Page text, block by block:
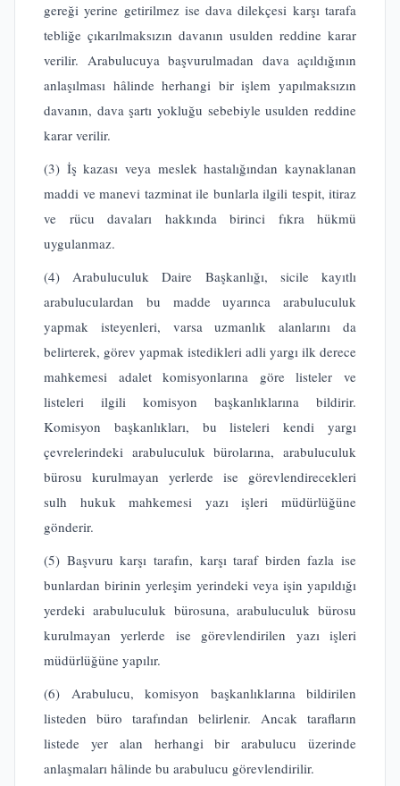
gereği yerine getirilmez ise dava dilekçesi karşı tarafa
tebliğe çıkarılmaksızın davanın usulden reddine karar
verilir. Arabulucuya başvurulmadan dava açıldığının
anlaşılması hâlinde herhangi bir işlem yapılmaksızın
davanın, dava şartı yokluğu sebebiyle usulden reddine
karar verilir.
(3) İş kazası veya meslek hastalığından kaynaklanan
maddi ve manevi tazminat ile bunlarla ilgili tespit, itiraz
ve rücu davaları hakkında birinci fıkra hükmü
uygulanmaz.
(4) Arabuluculuk Daire Başkanlığı, sicile kayıtlı
arabuluculardan bu madde uyarınca arabuluculuk
yapmak isteyenleri, varsa uzmanlık alanlarını da
belirterek, görev yapmak istedikleri adli yargı ilk derece
mahkemesi adalet komisyonlarına göre listeler ve
listeleri ilgili komisyon başkanlıklarına bildirir.
Komisyon başkanlıkları, bu listeleri kendi yargı
çevrelerindeki arabuluculuk bürolarına, arabuluculuk
bürosu kurulmayan yerlerde ise görevlendirecekleri
sulh hukuk mahkemesi yazı işleri müdürlüğüne
gönderir.
(5) Başvuru karşı tarafın, karşı taraf birden fazla ise
bunlardan birinin yerleşim yerindeki veya işin yapıldığı
yerdeki arabuluculuk bürosuna, arabuluculuk bürosu
kurulmayan yerlerde ise görevlendirilen yazı işleri
müdürlüğüne yapılır.
(6) Arabulucu, komisyon başkanlıklarına bildirilen
listeden büro tarafından belirlenir. Ancak tarafların
listede yer alan herhangi bir arabulucu üzerinde
anlaşmaları hâlinde bu arabulucu görevlendirilir.